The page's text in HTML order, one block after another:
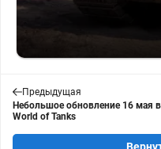
Предыдущая
Небольшое обновление 16 мая в
World of Tanks